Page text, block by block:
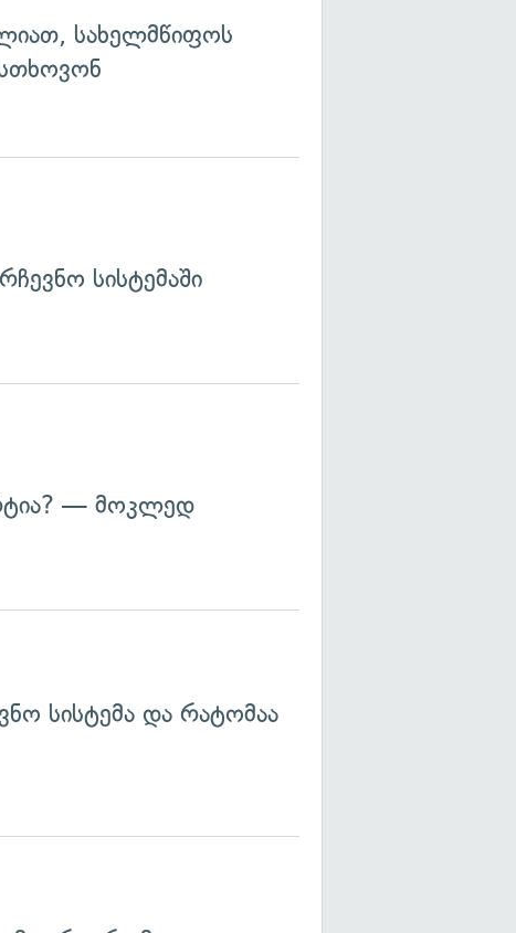
სახელმწიფოს
სისტემაში
— მოკლედ
სისტემა და რატომაა